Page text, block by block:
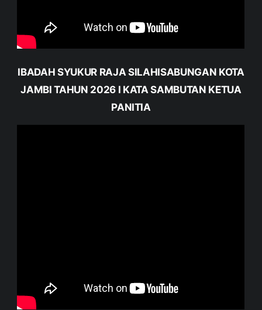
IBADAH SYUKUR RAJA SILAHISABUNGAN KOTA
JAMBI TAHUN 2026 I KATA SAMBUTAN KETUA
PANITIA